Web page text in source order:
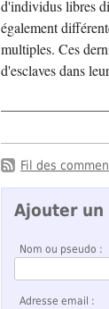
d'individus libres
également
multiples. Ces
d'esclaves dans
Fil des
Ajouter un
Nom ou pseudo :
Adresse email :